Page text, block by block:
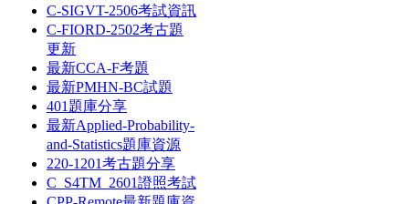
C-SIGVT-2506考試資訊
C-FIORD-2502考古題
更新
最新CCA-F考題
最新PMHN-BC試題
401題庫分享
最新Applied-Probability-
and-Statistics題庫資源
220-1201考古題分享
C_S4TM_2601證照考試